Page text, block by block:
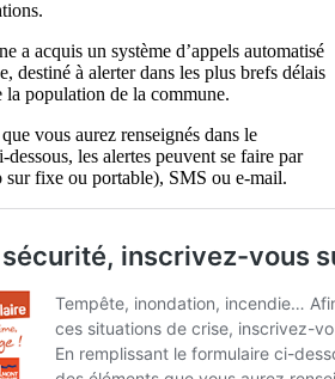
a acquis un système d’appels automatisé
destiné à alerter dans les plus brefs délais
population de la commune.
vous aurez renseignés dans le
les alertes peuvent se faire par
sur fixe ou portable), SMS ou e-mail.